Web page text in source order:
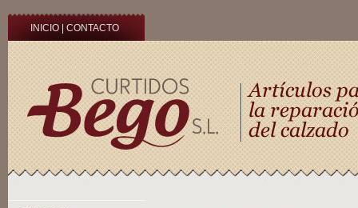
INICIO CONTACTO